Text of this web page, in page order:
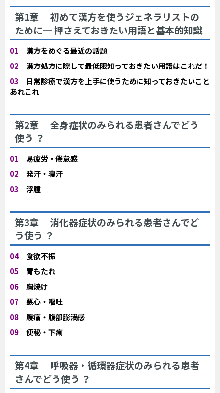
第1章 初めて漢方を使うジェネラリストの
ために─ 押さえておきたい用語と基本的知識
01 漢方をめぐる最近の話題
02 漢方処方に際して最低限知っておきたい用語はこれだ！
03 日常診療で漢方を上手に使うために知っておきたいこと
あれこれ
第2章 全身症状のみられる患者さんでどう
使う ？
01 易疲労・倦怠感
02 発汗・寝汗
03 浮腫
第3章 消化器症状のみられる患者さんでど
う使う ？
04食欲不振
05 胃もたれ
06 胸焼け
07 悪心・嘔吐
08 腹痛・腹部膨満感
09 便秘・下痢
第4章 呼吸器・循環器症状のみられる患者
さんでどう使う ？